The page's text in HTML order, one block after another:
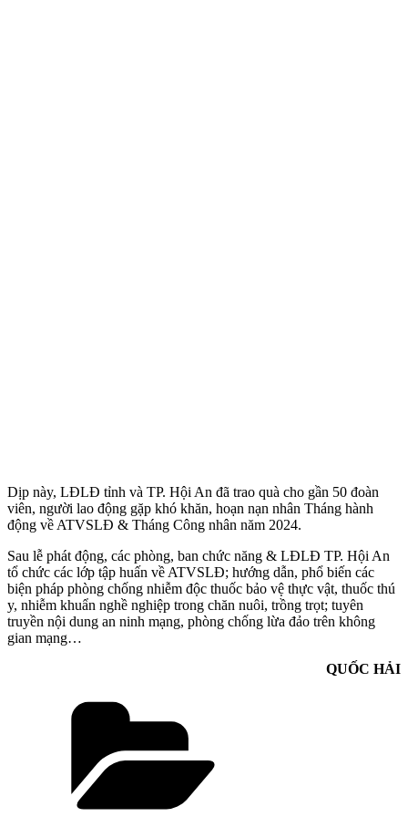
Dịp này, LĐLĐ tỉnh và TP. Hội An đã trao quà cho gần 50 đoàn
viên, người lao động gặp khó khăn, hoạn nạn nhân Tháng hành
động về ATVSLĐ & Tháng Công nhân năm 2024.
Sau lễ phát động, các phòng, ban chức năng & LĐLĐ TP. Hội An
tổ chức các lớp tập huấn về ATVSLĐ; hướng dẫn, phổ biến các
biện pháp phòng chống nhiễm độc thuốc bảo vệ thực vật, thuốc thú
y, nhiễm khuẩn nghề nghiệp trong chăn nuôi, trồng trọt; tuyên
truyền nội dung an ninh mạng, phòng chống lừa đảo trên không
gian mạng…
QUỐC HẢI